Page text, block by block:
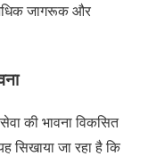
जागरूक और
की भावना विकसित
सिखाया जा रहा है कि